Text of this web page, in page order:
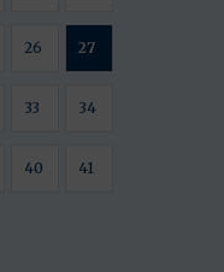
26 27
33 34
40 41